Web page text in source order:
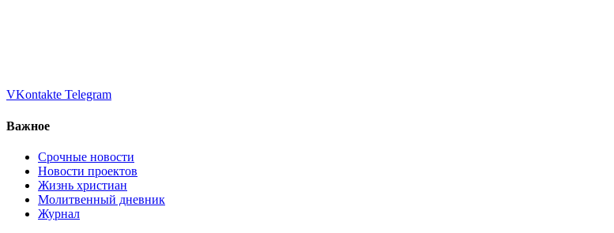
VKontakte Telegram
Важное
Срочные новости
Новости проектов
Жизнь христиан
Молитвенный дневник
Журнал